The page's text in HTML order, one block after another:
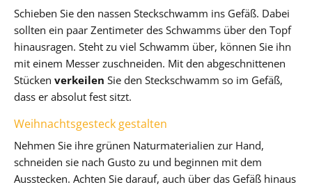
Schieben Sie den nassen Steckschwamm ins Gefäß. Dabei
sollten ein paar Zentimeter des Schwamms über den Topf
hinausragen. Steht zu viel Schwamm über, können Sie ihn
mit einem Messer zuschneiden. Mit den abgeschnittenen
Stücken verkeilen Sie den Steckschwamm so im Gefäß,
dass er absolut fest sitzt.
Weihnachtsgesteck gestalten
Nehmen Sie ihre grünen Naturmaterialien zur Hand,
schneiden sie nach Gusto zu und beginnen mit dem
Ausstecken. Achten Sie darauf, auch über das Gefäß hinaus